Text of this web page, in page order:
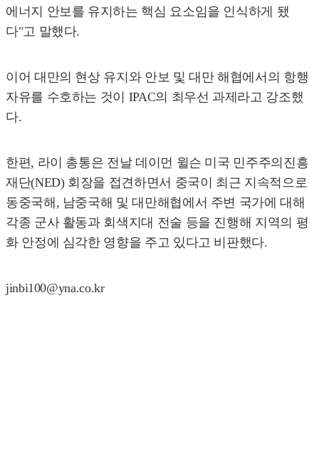
에너지 안보를 유지하는 핵심 요소임을 인식하게 됐
다"고 말했다.
이어 대만의 현상 유지와 안보 및 대만 해협에서의 항행
자유를 수호하는 것이 IPAC의 최우선 과제라고 강조했
다.
한편, 라이 총통은 전날 데이먼 윌슨 미국 민주주의진흥
재단(NED) 회장을 접견하면서 중국이 최근 지속적으로
동중국해, 남중국해 및 대만해협에서 주변 국가에 대해
각종 군사 활동과 회색지대 전술 등을 진행해 지역의 평
화 안정에 심각한 영향을 주고 있다고 비판했다.
jinbi100@yna.co.kr